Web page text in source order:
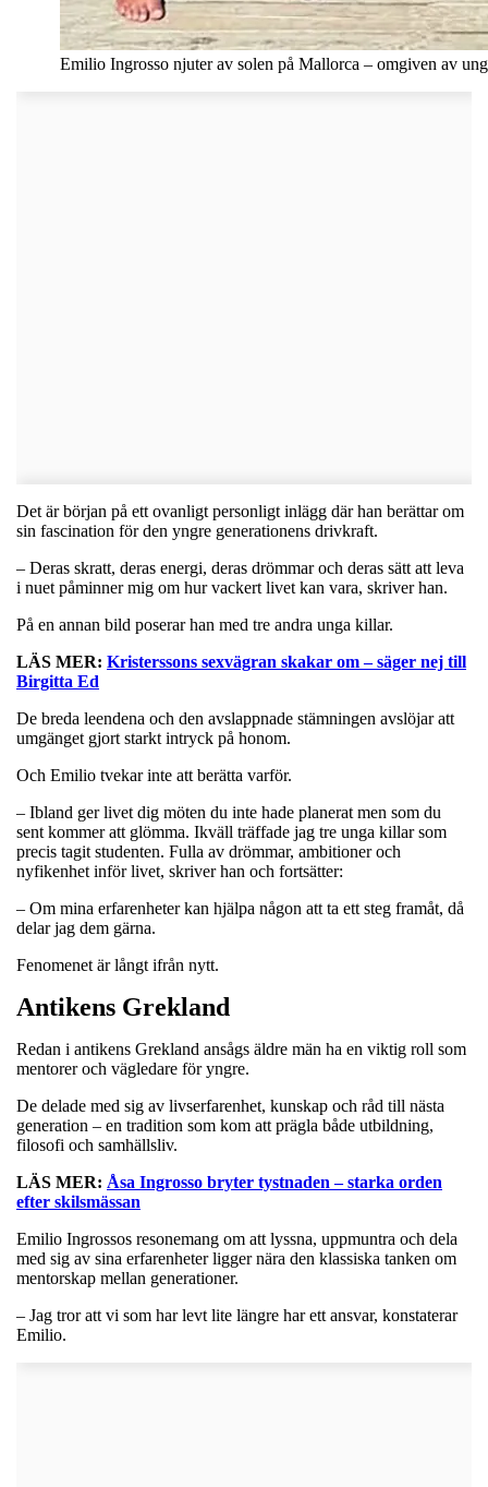
Emilio Ingrosso njuter av solen på Mallorca – omgiven av
Det är början på ett ovanligt personligt inlägg där han berättar om
sin fascination för den yngre generationens drivkraft.
– Deras skratt, deras energi, deras drömmar och deras sätt att leva
i nuet påminner mig om hur vackert livet kan vara, skriver han.
På en annan bild poserar han med tre andra unga killar.
LÄS MER: Kristerssons sexvägran skakar om – säger nej till
Birgitta Ed
De breda leendena och den avslappnade stämningen avslöjar att
umgänget gjort starkt intryck på honom.
Och Emilio tvekar inte att berätta varför.
– Ibland ger livet dig möten du inte hade planerat men som du
sent kommer att glömma. Ikväll träffade jag tre unga killar som
precis tagit studenten. Fulla av drömmar, ambitioner och
nyfikenhet inför livet, skriver han och fortsätter:
– Om mina erfarenheter kan hjälpa någon att ta ett steg framåt, då
delar jag dem gärna.
Fenomenet är långt ifrån nytt.
Antikens Grekland
Redan i antikens Grekland ansågs äldre män ha en viktig roll som
mentorer och vägledare för yngre.
De delade med sig av livserfarenhet, kunskap och råd till nästa
generation – en tradition som kom att prägla både utbildning,
filosofi och samhällsliv.
LÄS MER: Åsa Ingrosso bryter tystnaden – starka orden
efter skilsmässan
Emilio Ingrossos resonemang om att lyssna, uppmuntra och dela
med sig av sina erfarenheter ligger nära den klassiska tanken om
mentorskap mellan generationer.
– Jag tror att vi som har levt lite längre har ett ansvar, konstaterar
Emilio.